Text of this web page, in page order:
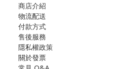
商店介紹
物流配送
付款方式
售後服務
隱私權政策
關於發票